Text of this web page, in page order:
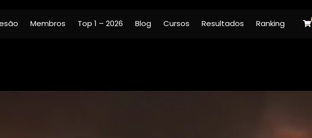
Membros Top 1 – 2026 Blog Cursos Resultados Ranking